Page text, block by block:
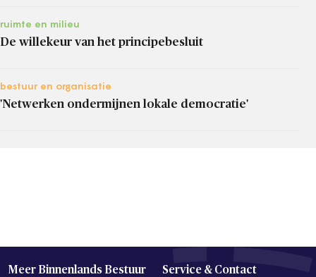
ruimte en milieu
De willekeur van het principebesluit
bestuur en organisatie
'Netwerken ondermijnen lokale democratie'
Meer Binnenlands Bestuur Service & Contact